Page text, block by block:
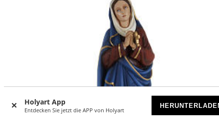
Holyart App
Entdecken Sie jetzt die APP von Holyart